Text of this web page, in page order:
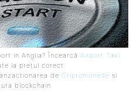
in Anglia? Încearcă Airport Taxi
la prețul corect.
de Criptomonede si
blockchain.